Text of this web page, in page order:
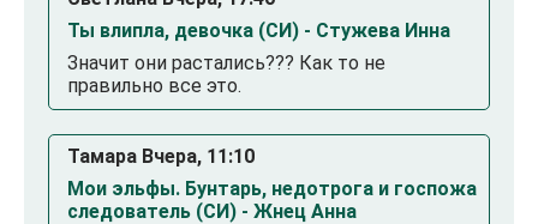
Ты влипла, девочка (СИ) - Стужева Инна
Значит они растались??? Как то не
правильно все это.
Тамара Вчера, 11:10
Мои эльфы. Бунтарь, недотрога и госпожа
следователь (СИ) - Жнец Анна